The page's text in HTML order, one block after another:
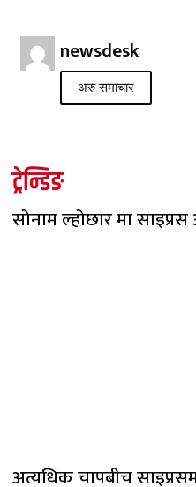
newsdesk
अरु समाचार
ट्रेन्डिङ
सोनाम ल्होछार मा
अत्यधिक चापबीच